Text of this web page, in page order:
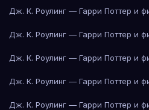
Дж. К. Роулинг — Гарри Поттер и
Дж. К. Роулинг — Гарри Поттер и
Дж. К. Роулинг — Гарри Поттер и
Дж. К. Роулинг — Гарри Поттер и
Дж. К. Роулинг — Гарри Поттер и